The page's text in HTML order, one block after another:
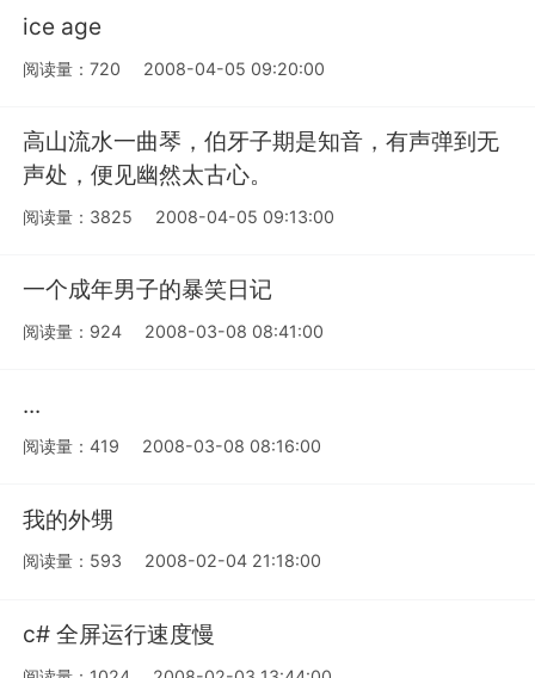
ice age
阅读量：720 2008-04-05 09:20:00
高山流水一曲琴，伯牙子期是知音，有声弹到无
声处，便见幽然太古心。
阅读量：3825 2008-04-05 09:13:00
一个成年男子的暴笑日记
阅读量：924 2008-03-08 08:41:00
...
阅读量：419 2008-03-08 08:16:00
我的外甥
阅读量：593 2008-02-04 21:18:00
c# 全屏运行速度慢